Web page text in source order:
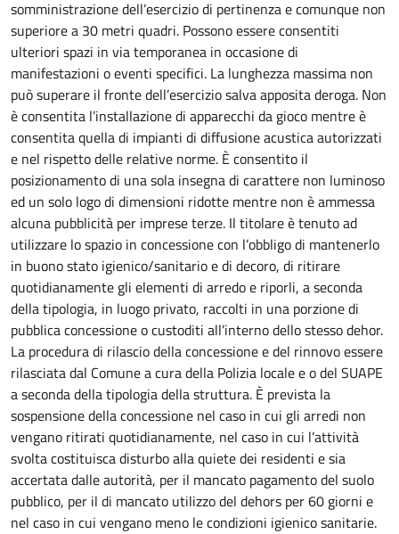
somministrazione dell’esercizio di pertinenza e comunque non
superiore a 30 metri quadri. Possono essere consentiti
ulteriori spazi in via temporanea in occasione di
manifestazioni o eventi specifici. La lunghezza massima non
può superare il fronte dell’esercizio salva apposita deroga. Non
è consentita l’installazione di apparecchi da gioco mentre è
consentita quella di impianti di diffusione acustica autorizzati
e nel rispetto delle relative norme. È consentito il
posizionamento di una sola insegna di carattere non luminoso
ed un solo logo di dimensioni ridotte mentre non è ammessa
alcuna pubblicità per imprese terze. Il titolare è tenuto ad
utilizzare lo spazio in concessione con l’obbligo di mantenerlo
in buono stato igienico/sanitario e di decoro, di ritirare
quotidianamente gli elementi di arredo e riporli, a seconda
della tipologia, in luogo privato, raccolti in una porzione di
pubblica concessione o custoditi all’interno dello stesso dehor.
La procedura di rilascio della concessione e del rinnovo essere
rilasciata dal Comune a cura della Polizia locale e o del SUAPE
a seconda della tipologia della struttura. È prevista la
sospensione della concessione nel caso in cui gli arredi non
vengano ritirati quotidianamente, nel caso in cui l’attività
svolta costituisca disturbo alla quiete dei residenti e sia
accertata dalle autorità, per il mancato pagamento del suolo
pubblico, per il di mancato utilizzo del dehors per 60 giorni e
nel caso in cui vengano meno le condizioni igienico sanitarie.